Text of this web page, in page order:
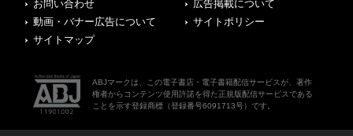
お問い合わせ
広告掲載について
動画・バナー広告について
サイトポリシー
サイトマップ
ABJマークは、この電子書店・電子書籍配信サービスが、著作
権者からコンテンツ使用許諾を得た正規版配信サービスである
ことを示す登録商標（登録番号6091713号）です。